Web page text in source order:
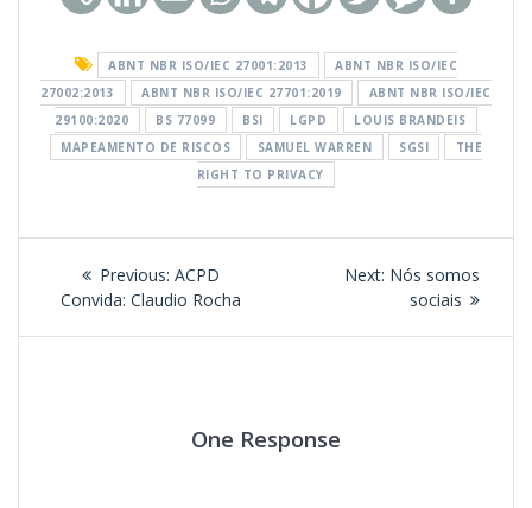
ABNT NBR ISO/IEC 27001:2013
ABNT NBR ISO/IEC
27002:2013
ABNT NBR ISO/IEC 27701:2019
ABNT NBR ISO/IEC
29100:2020
BS 77099 BSI LGPD
LOUIS BRANDEIS
MAPEAMENTO DE RISCOS
SAMUEL WARREN SGSI
THE
RIGHT TO PRIVACY
Navegação
Previous: Previous
post:
ACPD
Convida: Claudio Rocha
Next: Next
post:
Nós somos
sociais
One Response